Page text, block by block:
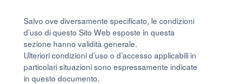
Salvo ove diversamente specificato, le condizioni
d’uso di questo Sito Web esposte in questa
sezione hanno validità generale.
Ulteriori condizioni d’uso o d’accesso applicabili in
particolari situazioni sono espressamente indicate
in questo documento.